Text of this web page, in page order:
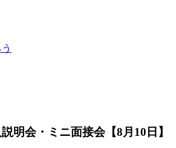
明会・ミニ面接会【8月10日】